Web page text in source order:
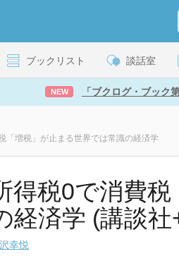
ブックリスト 談話室
NEW 「ブクログ・ブック
「増税」が止まる世界では常識の経済学
得税0で消費
経済学 (講談社
幸悦